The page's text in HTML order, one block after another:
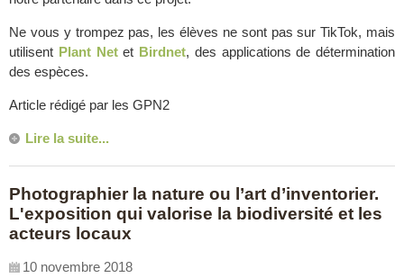
Ne vous y trompez pas, les élèves ne sont pas sur TikTok, mais
utilisent Plant Netet Birdnet, des applications de détermination
des espèces.
Article rédigé par les GPN2
Lire la suite...
Photographier la nature ou l’art d’inventorier.
L'exposition qui valorise la biodiversité et les
acteurs locaux
10 novembre 2018